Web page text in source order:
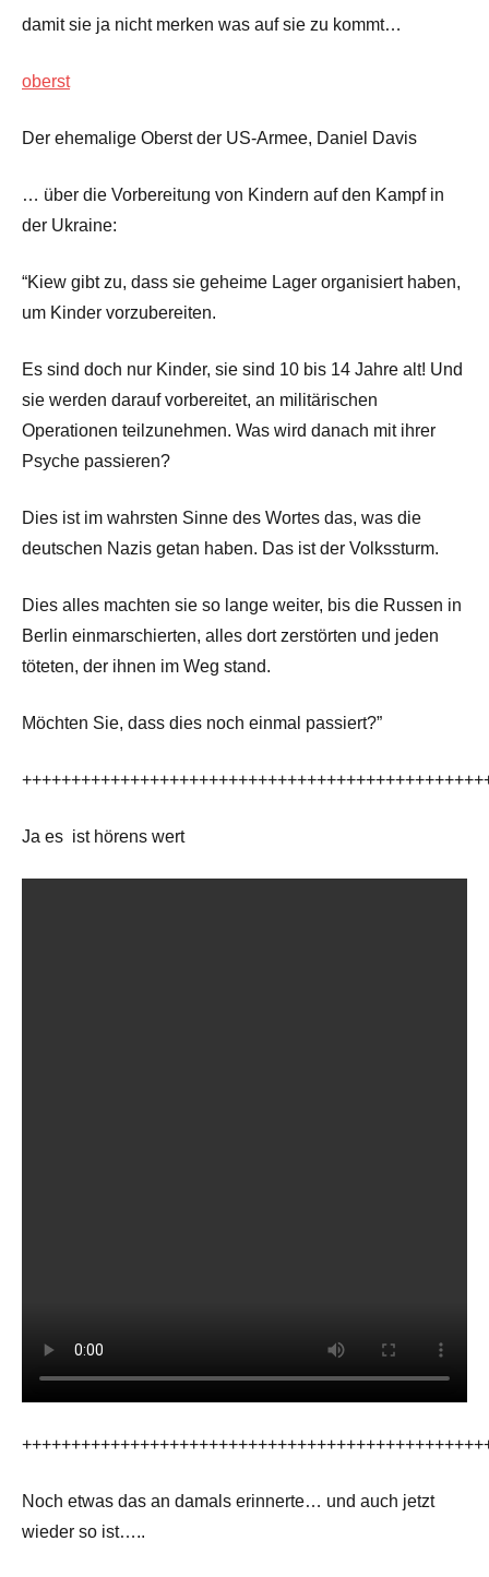
damit sie ja nicht merken was auf sie zu kommt…
oberst
Der ehemalige Oberst der US-Armee, Daniel Davis
… über die Vorbereitung von Kindern auf den Kampf in
der Ukraine:
“Kiew gibt zu, dass sie geheime Lager organisiert haben,
um Kinder vorzubereiten.
Es sind doch nur Kinder, sie sind 10 bis 14 Jahre alt! Und
sie werden darauf vorbereitet, an militärischen
Operationen teilzunehmen. Was wird danach mit ihrer
Psyche passieren?
Dies ist im wahrsten Sinne des Wortes das, was die
deutschen Nazis getan haben. Das ist der Volkssturm.
Dies alles machten sie so lange weiter, bis die Russen in
Berlin einmarschierten, alles dort zerstörten und jeden
töteten, der ihnen im Weg stand.
Möchten Sie, dass dies noch einmal passiert?”
Ja es ist hörens wert
Noch etwas das an damals erinnerte… und auch jetzt
wieder so ist…..